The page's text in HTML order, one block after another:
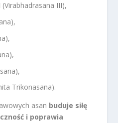
(Virabhadrasana III),
Trikonasana).
asan buduje siłę
i poprawia